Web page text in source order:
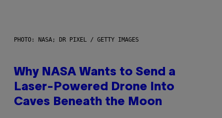
PHOTO: NASA; DR PIXEL / GETTY IMAGES
Why NASA Wants to Send a
Laser-Powered Drone Into
Caves Beneath the Moon